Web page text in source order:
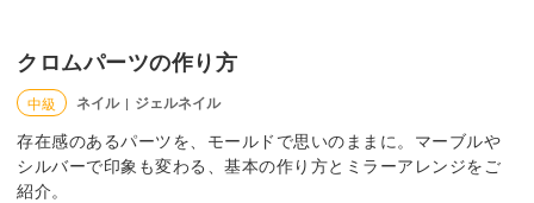
クロムパーツの作り方
中級 ネイル | ジェルネイル
存在感のあるパーツを、モールドで思いのままに。マーブルや
シルバーで印象も変わる、基本の作り方とミラーアレンジをご
紹介。